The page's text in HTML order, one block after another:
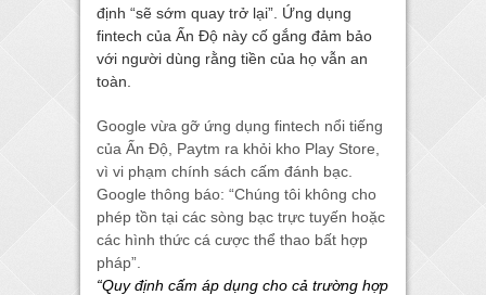
định “sẽ sớm quay trở lại”. Ứng dụng
fintech của Ấn Độ này cố gắng đảm bảo
với người dùng rằng tiền của họ vẫn an
toàn.
Google vừa gỡ ứng dụng fintech nổi tiếng
của Ấn Độ, Paytm ra khỏi kho Play Store,
vì vi phạm chính sách cấm đánh bạc.
Google thông báo: “Chúng tôi không cho
phép tồn tại các sòng bạc trực tuyến hoặc
các hình thức cá cược thể thao bất hợp
pháp”.
“Quy định cấm áp dụng cho cả trường hợp